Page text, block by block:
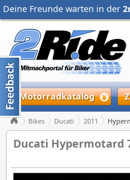
Deine Freunde warten in der
Motorradkatalog
Bikes Ducati 2011
Ducati Hypermotard